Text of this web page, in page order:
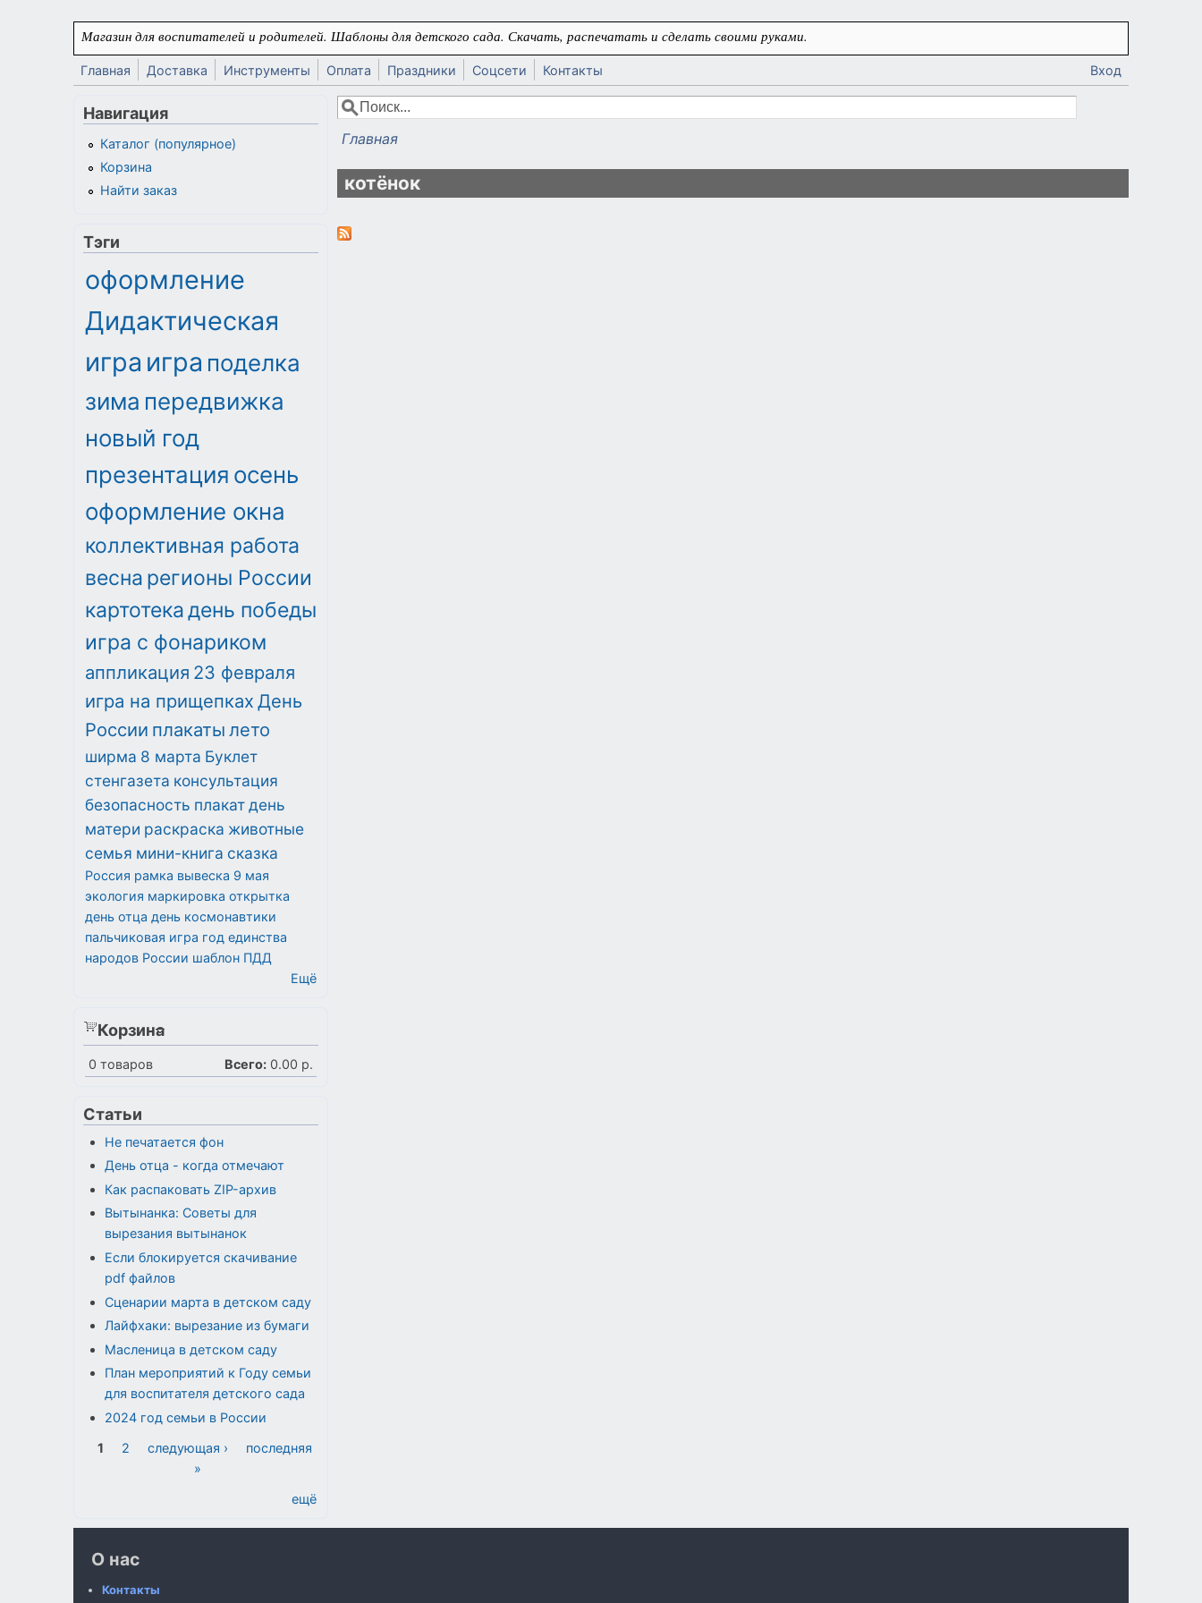
Перейти к основному содержанию
Магазин для воспитателей и родителей. Шаблоны для детского сада. Скачать, распечатать и сделать своими руками.
Главная Доставка Инструменты Оплата Праздники Соцсети Контакты Вход
Форма поиска
Поиск
Вы здесь
Главная
котёнок
Навигация
Каталог (популярное)
Корзина
Найти заказ
Тэги
оформление
Дидактическая
игра игра поделка
зима передвижка
новый год
презентация осень
оформление окна
коллективная работа
весна регионы России
картотекадень победы
игра с фонариком
аппликация 23 февраля
игра на прищепках День
России плакаты лето
ширма 8 марта Буклет
стенгазета консультация
безопасность плакатдень
матери раскраска животные
семья мини-книга сказка
Россия рамка вывеска 9 мая
экология маркировка открытка
день отца день космонавтики
пальчиковая игра год единства
народов России шаблон ПДД
Ещё
Корзина
0 товаров Всего: 0.00 р.
Статьи
Не печатается фон
День отца - когда отмечают
Как распаковать ZIP-архив
Вытынанка: Советы для
вырезания вытынанок
Если блокируется скачивание
pdf файлов
Сценарии марта в детском саду
Лайфхаки: вырезание из бумаги
Масленица в детском саду
План мероприятий к Году семьи
для воспитателя детского сада
2024 год семьи в России
Страницы
1 2 следующая ›
последняя
»
ещё
О нас
Контакты